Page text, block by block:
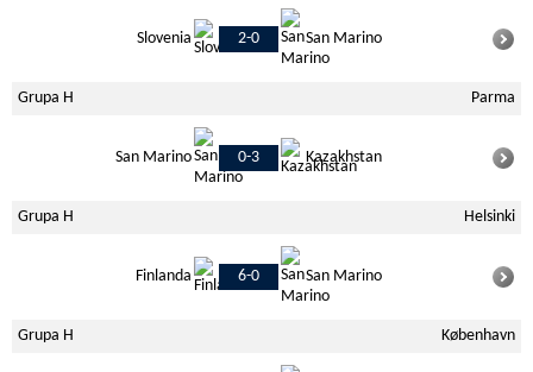
Slovenia 2-0 San Marino
Grupa H Parma
San Marino 0-3 Kazakhstan
Grupa H Helsinki
Finlanda 6-0 San Marino
Grupa H København